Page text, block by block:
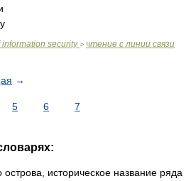
security> чтение с линии связи
→
5 6 7
историческое название ряда